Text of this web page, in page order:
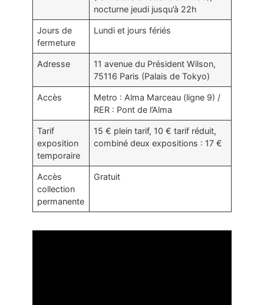
nocturne jeudi jusqu’à 22h
Jours de
fermeture
Lundi et jours fériés
Adresse
11 avenue du Président Wilson,
75116 Paris (Palais de Tokyo)
Accès
Metro : Alma Marceau (ligne 9) /
RER : Pont de l’Alma
Tarif
exposition
temporaire
15 € plein tarif, 10 € tarif réduit,
combiné deux expositions : 17 €
Accès
collection
permanente
Gratuit